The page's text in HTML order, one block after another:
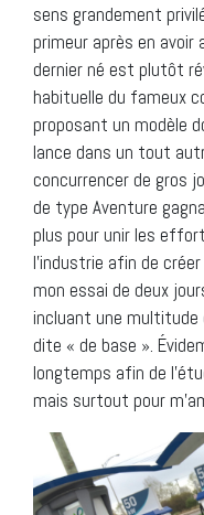
sens grandement
primeur après en
dernier né est plutôt
habituelle du fameux
proposant un modèle
lance dans un tout
concurrencer de gros
de type Aventure
plus pour unir les
l’industrie afin de
mon essai de deux
incluant une multitude
dite « de base ».
longtemps afin de
mais surtout pour